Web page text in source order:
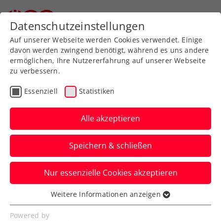
Zurück zur Newsübersicht
Turniere
Drei Jugendcircuit
presented by Babolat:
Gelungener Schlussakt in
Bad Waltersdorf
Die Masters-Sieger:innen stehen fest –
und dürfen sich über äußerst schöne
Gewinnpreise freuen.
Datenschutzeinstellungen
Auf unserer Webseite werden Cookies verwendet. Einige
davon werden zwingend benötigt, während es uns andere
ermöglichen, Ihre Nutzererfahrung auf unserer Webseite
zu verbessern.
Essenziell Statistiken
Alle akzeptieren
Speichern & schließen
Nur essenzielle Cookies akzeptieren
Essenziell
Essenzielle Cookies werden für grundlegende
Weitere Informationen anzeigen
Powered by